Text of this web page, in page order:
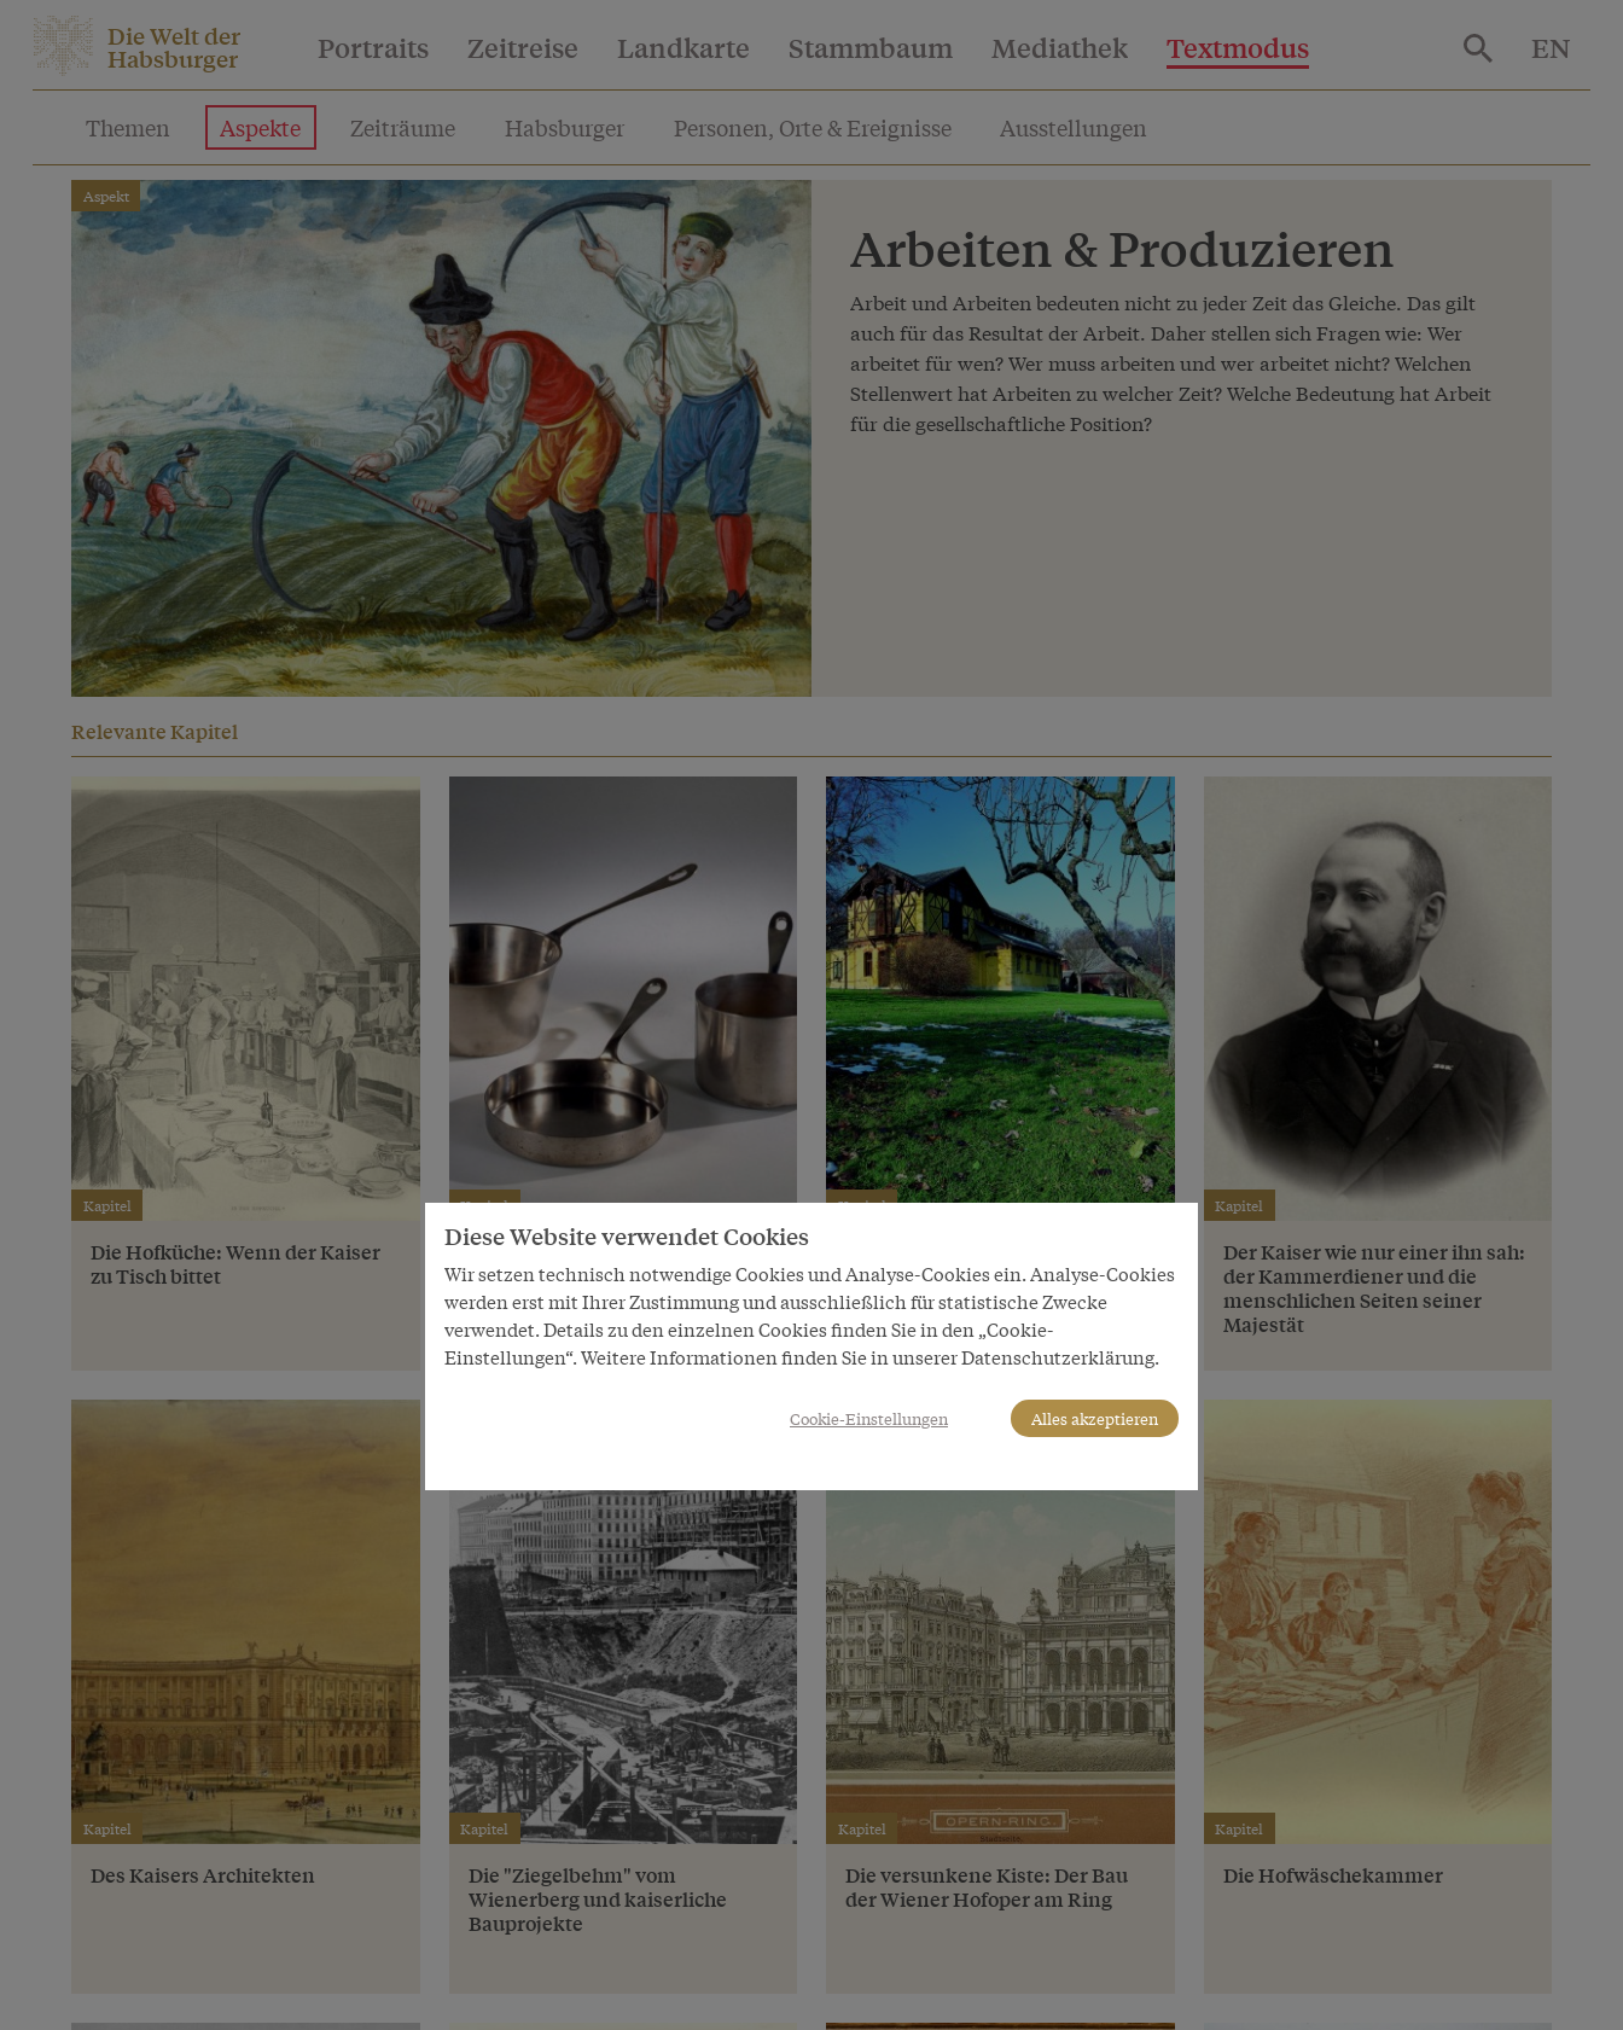
Die Welt der
Habsburger Portraits Zeitreise Landkarte Stammbaum Mediathek Textmodus EN
Themen Aspekte Zeiträume Habsburger Personen, Orte & Ereignisse Ausstellungen
Aspekt
Arbeiten & Produzieren
Arbeit und Arbeiten bedeuten nicht zu jeder Zeit das Gleiche. Das gilt
auch für das Resultat der Arbeit. Daher stellen sich Fragen wie: Wer
arbeitet für wen? Wer muss arbeiten und wer arbeitet nicht? Welchen
Stellenwert hat Arbeiten zu welcher Zeit? Welche Bedeutung hat Arbeit
für die gesellschaftliche Position?
Relevante Kapitel
Kapitel
Die Hofküche: Wenn der Kaiser
zu Tisch bittet
Kapitel
Passt die Industrie zur
Monarchie? Fabriken und ihre
ArbeiterInnen bleiben draußen
Kapitel
Kühen – Die Kammermeierei
Kapitel
Der Kaiser wie nur einer ihn sah:
der Kammerdiener und die
menschlichen Seiten seiner
Majestät
Kapitel
Des Kaisers Architekten
Kapitel
Die "Ziegelbehm" vom
Wienerberg und kaiserliche
Bauprojekte
Kapitel
Die versunkene Kiste: Der Bau
der Wiener Hofoper am Ring
Kapitel
Die Hofwäschekammer
Diese Website verwendet Cookies
Wir setzen technisch notwendige Cookies und Analyse-Cookies ein. Analyse-Cookies
werden erst mit Ihrer Zustimmung und ausschließlich für statistische Zwecke
verwendet. Details zu den einzelnen Cookies finden Sie in den „Cookie-
Einstellungen“. Weitere Informationen finden Sie in unserer Datenschutzerklärung.
Cookie-Einstellungen Alles akzeptieren